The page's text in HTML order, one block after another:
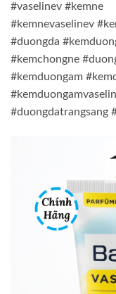
#vaselinev #kemne
#kemnevaselinev
#duongda
#kemchongne
#kemduongam
#duongdatrangsang